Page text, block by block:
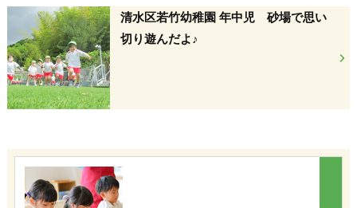
清水区若竹幼稚園 年中児 砂場で思い
切り遊んだよ♪